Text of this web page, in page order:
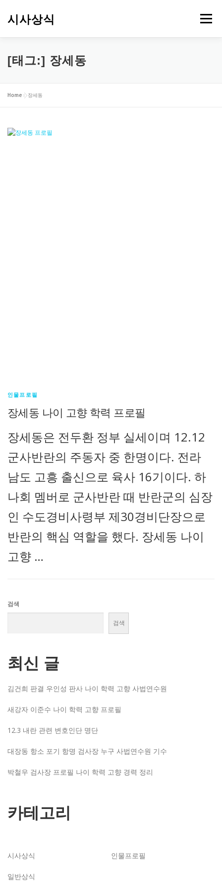
시사상식 메뉴
[태그:] 장세동
Home »장세동
인물프로필
장세동 나이 고향 학력 프로필
장세동은 전두환 정부 실세이며 12.12
군사반란의 주동자 중 한명이다. 전라
남도 고흥 출신으로 육사 16기이다. 하
나회 멤버로 군사반란 때 반란군의 심장
인 수도경비사령부 제30경비단장으로
반란의 핵심 역할을 했다. 장세동 나이
고향 …
검색
검색
최신 글
김건희 판결 우인성 판사 나이 학력 고향 사법연수원
새강자 이준수 나이 학력 고향 프로필
12.3 내란 관련 변호인단 명단
대장동 항소 포기 항명 검사장 누구 사법연수원 기수
박철우 검사장 프로필 나이 학력 고향 경력 정리
카테고리
시사상식 인물프로필
일반상식